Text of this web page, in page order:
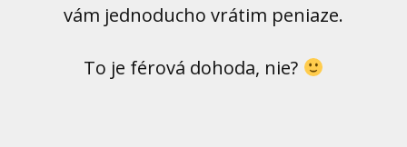
vám jednoducho vrátim peniaze.
To je férová dohoda, nie?